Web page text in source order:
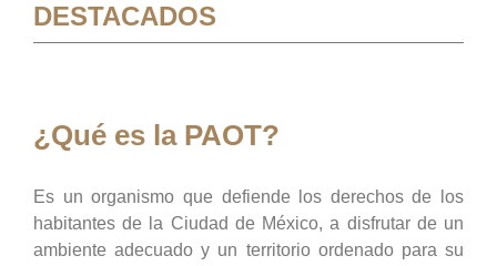
DESTACADOS
¿Qué es la PAOT?
Es un organismo que defiende los derechos de los
habitantes de la Ciudad de México, a disfrutar de un
ambiente adecuado y un territorio ordenado para su